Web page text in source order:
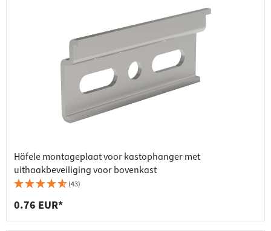
Häfele montageplaat voor kastophanger met
uithaakbeveiliging voor bovenkast
(43)
0.76 EUR*